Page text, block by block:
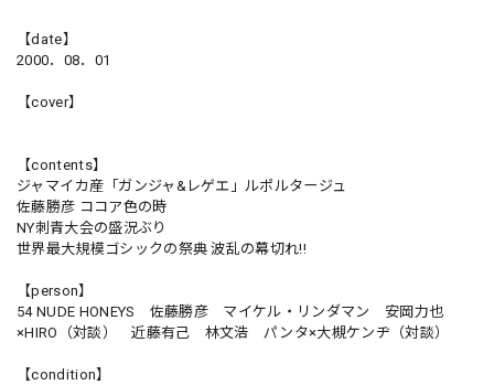
【date】
2000．08．01
【cover】
【contents】
ジャマイカ産「ガンジャ&レゲエ」ルポルタージュ
佐藤勝彦 ココア色の時
NY刺青大会の盛況ぶり
世界最大規模ゴシックの祭典 波乱の幕切れ!!
【person】
54 NUDE HONEYS 佐藤勝彦 マイケル・リンダマン 安岡力也
×HIRO（対談） 近藤有己 林文浩 パンタ×大槻ケンヂ（対談）
【condition】